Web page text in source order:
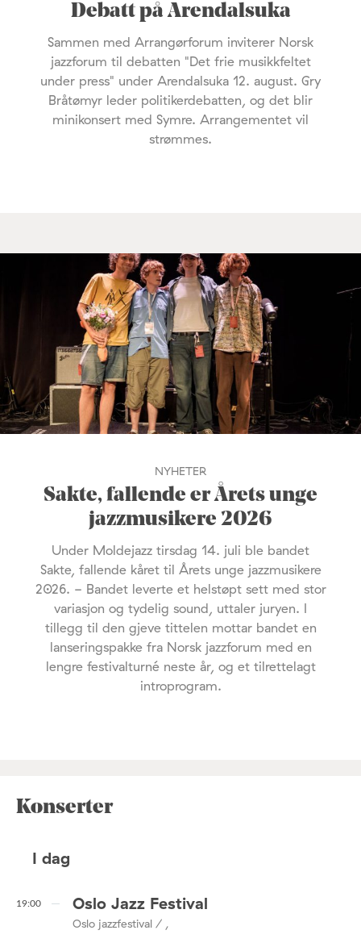
Debatt på Arendalsuka
Sammen med Arrangørforum inviterer Norsk
jazzforum til debatten "Det frie musikkfeltet
under press" under Arendalsuka 12. august. Gry
Bråtømyr leder politikerdebatten, og det blir
minikonsert med Symre. Arrangementet vil
strømmes.
NYHETER
Sakte, fallende er Årets unge
jazzmusikere 2026
Under Moldejazz tirsdag 14. juli ble bandet
Sakte, fallende kåret til Årets unge jazzmusikere
2026. - Bandet leverte et helstøpt sett med stor
variasjon og tydelig sound, uttaler juryen. I
tillegg til den gjeve tittelen mottar bandet en
lanseringspakke fra Norsk jazzforum med en
lengre festivalturné neste år, og et tilrettelagt
introprogram.
Konserter
I dag
19:00 Oslo Jazz Festival
Oslo jazzfestival / ,